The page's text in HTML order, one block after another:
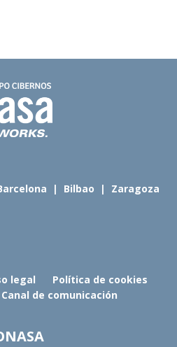
| Bilbao | Zaragoza
legal
Política de cookies
Canal de comunicación